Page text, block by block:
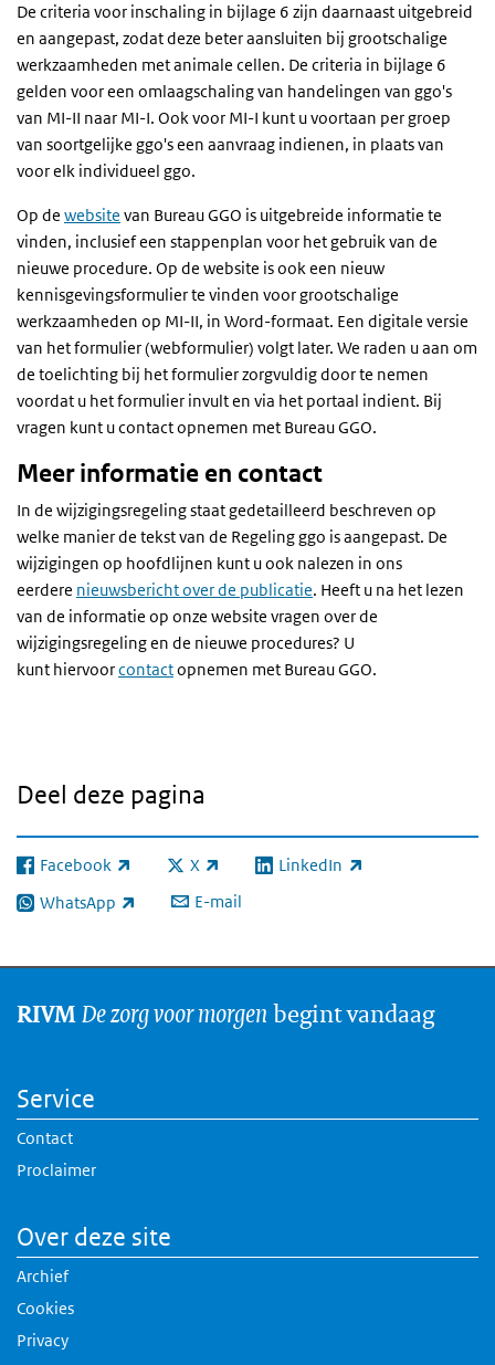
De criteria voor inschaling in bijlage 6 zijn daarnaast uitgebreid
en aangepast, zodat deze beter aansluiten bij grootschalige
werkzaamheden met animale cellen. De criteria in bijlage 6
gelden voor een omlaagschaling van handelingen van ggo's
van MI-II naar MI-I. Ook voor MI-I kunt u voortaan per groep
van soortgelijke ggo's een aanvraag indienen, in plaats van
voor elk individueel ggo.
Op de website van Bureau GGO is uitgebreide informatie te
vinden, inclusief een stappenplan voor het gebruik van de
nieuwe procedure. Op de website is ook een nieuw
kennisgevingsformulier te vinden voor grootschalige
werkzaamheden op MI-II, in Word-formaat. Een digitale versie
van het formulier (webformulier) volgt later. We raden u aan om
de toelichting bij het formulier zorgvuldig door te nemen
voordat u het formulier invult en via het portaal indient. Bij
vragen kunt u contact opnemen met Bureau GGO.
Meer informatie en contact
In de wijzigingsregeling staat gedetailleerd beschreven op
welke manier de tekst van de Regeling ggo is aangepast. De
wijzigingen op hoofdlijnen kunt u ook nalezen in ons
eerdere nieuwsbericht over de publicatie. Heeft u na het lezen
van de informatie op onze website vragen over de
wijzigingsregeling en de nieuwe procedures? U
kunt hiervoorcontactopnemen met Bureau GGO.
Deel deze pagina
Facebook
(externe link) X
(externe link) LinkedIn
(externe link)
WhatsApp
(externe link) E-mail
RIVMDe zorg voor morgen begint vandaag
Service
Contact
Proclaimer
Over deze site
Archief
Cookies
Privacy